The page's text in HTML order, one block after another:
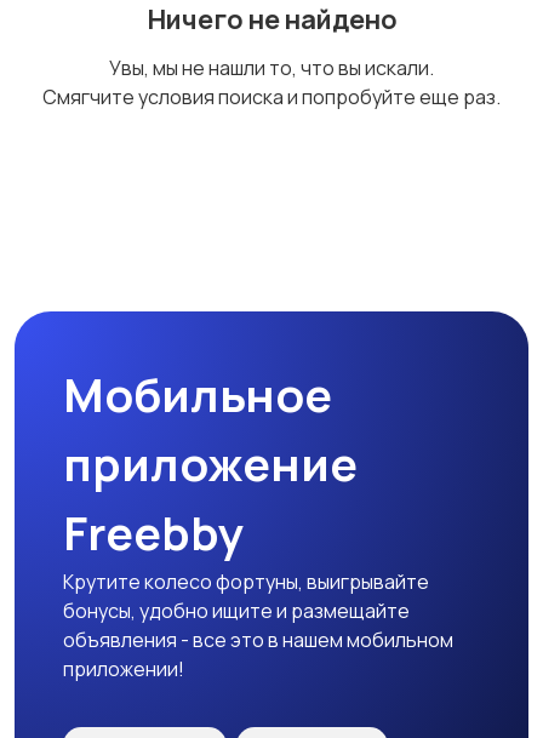
аккумуляторыНичего не найдено
Увы, мы не нашли то, что вы искали.
Смягчите условия поиска и попробуйте еще раз.
Мобильное
приложение
Freebby
Крутите колесо фортуны, выигрывайте
бонусы, удобно ищите и размещайте
объявления - все это в нашем мобильном
приложении!